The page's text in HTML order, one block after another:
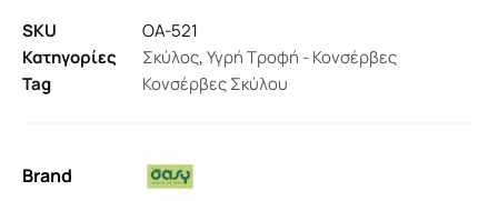
SKU
OA-521
Κατηγορίες
Σκύλος,Υγρή Τροφή - Κονσέρβες
Tag
Κονσέρβες Σκύλου
Brand